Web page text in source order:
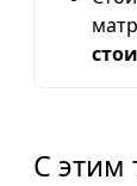
С этим